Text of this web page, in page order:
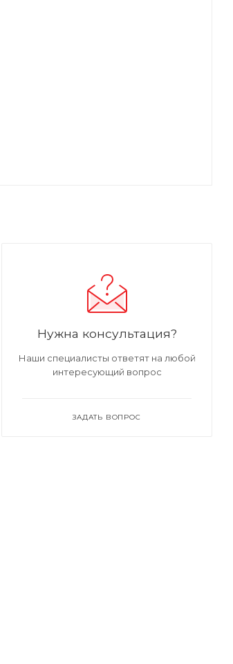
Нужна консультация?
Наши специалисты ответят на любой
интересующий вопрос
ЗАДАТЬ ВОПРОС